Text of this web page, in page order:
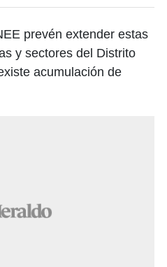
prevén extender estas
y sectores del Distrito
acumulación de